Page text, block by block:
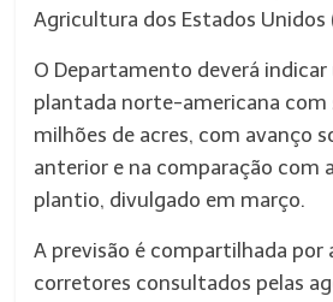
Agricultura dos Estados Unidos
O Departamento deverá indicar
plantada norte-americana com
milhões de acres, com avanço
anterior e na comparação com
plantio, divulgado em março.
A previsão é compartilhada por
corretores consultados pelas